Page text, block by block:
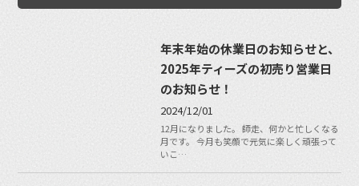
年末年始の休業日のお知らせと、
2025年ティーズの初売り営業日
のお知らせ！
2024/12/01
12月になりました。 師走、何かと忙しくなる
月です。 今月も笑顔で元気に楽しく頑張って
いこ…